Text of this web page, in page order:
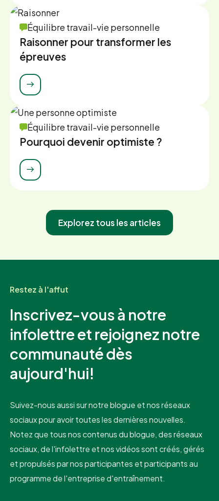
Équilibre travail-vie personnelle
Raisonner pour transformer les
épreuves
Équilibre travail-vie personnelle
Pourquoi devenir optimiste ?
Explorez tous les articles
Restez à l'affut
Inscrivez-vous à notre
infolettre et rejoignez notre
communauté dès
aujourd'hui!
Suivez-nous aussi sur notre blogue et nos réseaux
sociaux pour avoir toutes les dernières nouvelles.
Notez que tous nos contenus du blogue, des réseaux
sociaux, de l'infolettre et nos vidéos sont créés, gérés
et propulsés par nos participantes et participants au
programme de l'entreprise d'entraînement.